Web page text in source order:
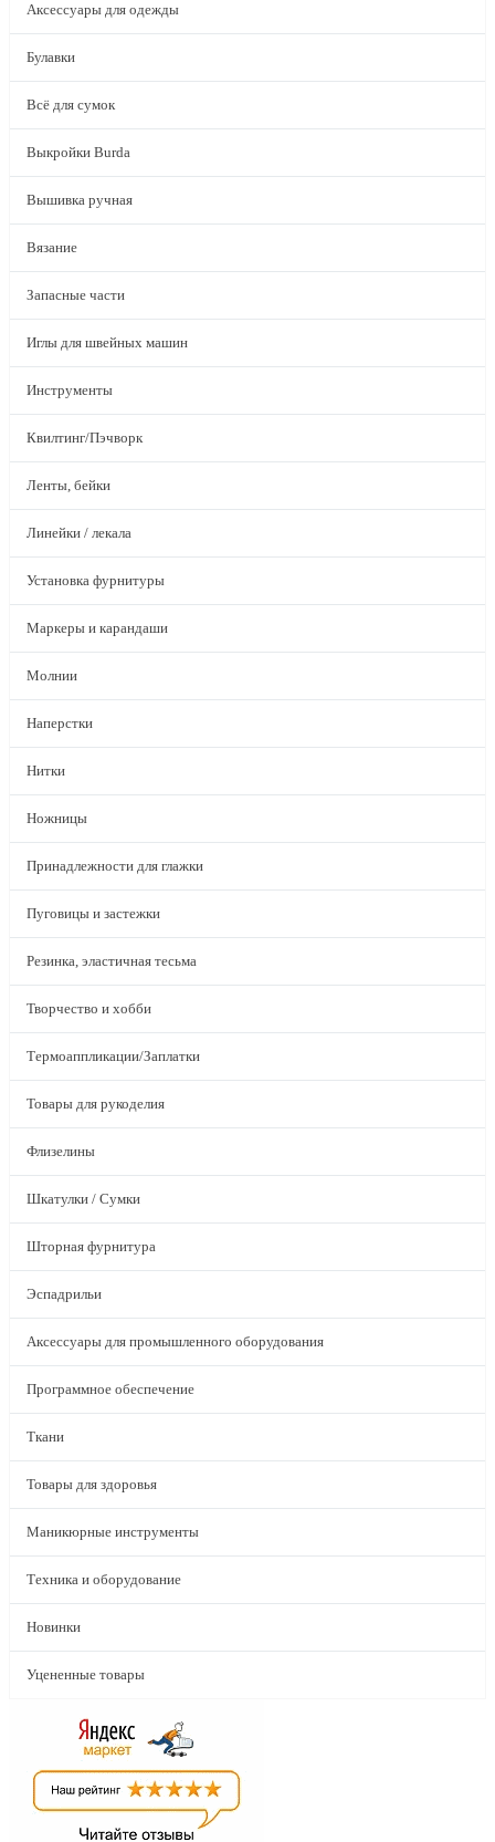
Аксессуары для одежды
Булавки
Всё для сумок
Выкройки Burda
Вышивка ручная
Вязание
Запасные части
Иглы для швейных машин
Инструменты
Квилтинг/Пэчворк
Ленты, бейки
Линейки / лекала
Установка фурнитуры
Маркеры и карандаши
Молнии
Наперстки
Нитки
Ножницы
Принадлежности для глажки
Пуговицы и застежки
Резинка, эластичная тесьма
Творчество и хобби
Термоаппликации/Заплатки
Товары для рукоделия
Флизелины
Шкатулки / Сумки
Шторная фурнитура
Эспадрильи
Аксессуары для промышленного оборудования
Программное обеспечение
Ткани
Товары для здоровья
Маникюрные инструменты
Техника и оборудование
Новинки
Уцененные товары